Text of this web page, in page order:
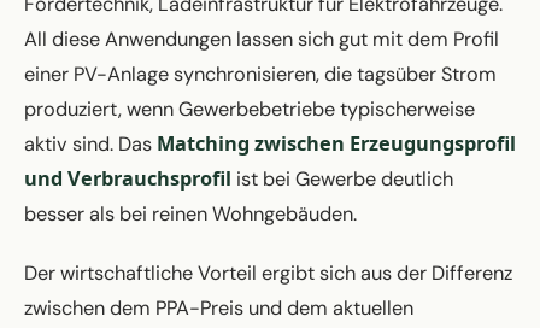
All diese Anwendungen lassen sich gut mit dem Profil
einer PV-Anlage synchronisieren, die tagsüber Strom
produziert, wenn Gewerbebetriebe typischerweise
aktiv sind. Das Matching zwischen Erzeugungsprofil
und Verbrauchsprofil ist bei Gewerbe deutlich
besser als bei reinen Wohngebäuden.
Der wirtschaftliche Vorteil ergibt sich aus der Differenz
zwischen dem PPA-Preis und dem aktuellen